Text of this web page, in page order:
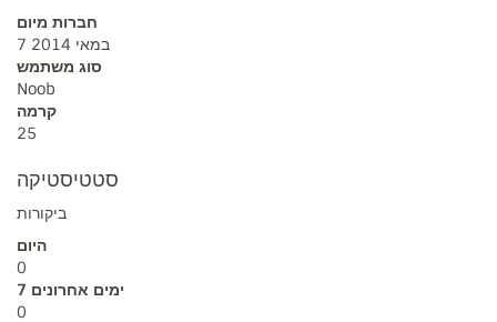
חברות מיום
7 במאי 2014
סוג משתמש
Noob
קרמה
25
סטטיסטיקה
ביקורות
היום
0
7 ימים אחרונים
0